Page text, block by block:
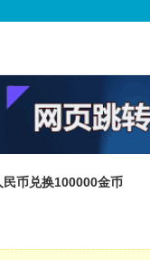
民币兑换100000金币